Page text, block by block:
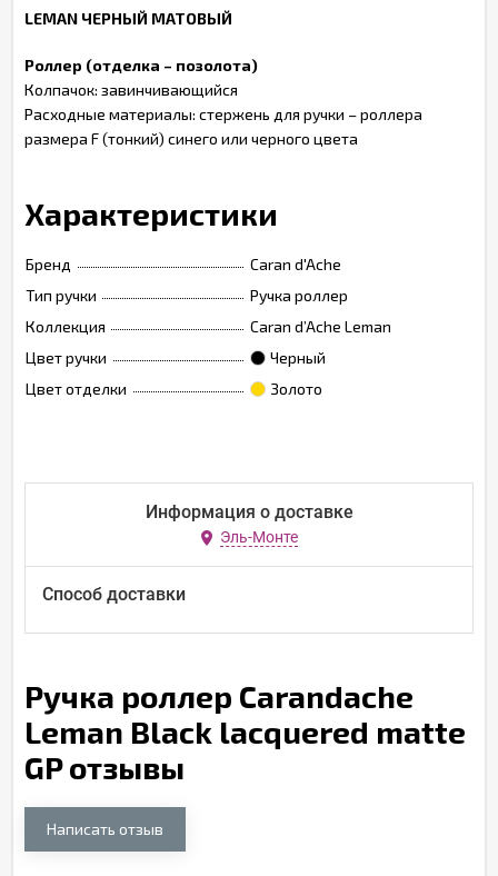
LEMAN ЧЕРНЫЙ МАТОВЫЙ
Роллер (отделка – позолота)
Колпачок: завинчивающийся
Расходные материалы: стержень для ручки – роллера
размера F (тонкий) синего или черного цвета
Характеристики
Бренд
Caran d'Ache
Тип ручки
Ручка роллер
Коллекция
Caran d’Ache Leman
Цвет ручки
Черный
Цвет отделки
Золото
Информация о доставке
Эль-Монте
Способ доставки
Ручка роллер Carandache
Leman Black lacquered matte
GP отзывы
Написать отзыв